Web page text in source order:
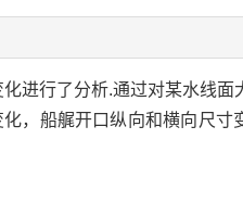
进行了分析.通过对某水线面
，船艉开口纵向和横向尺寸